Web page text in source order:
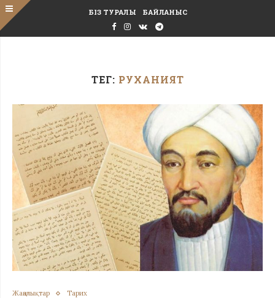
БІЗ ТУРАЛЫ БАЙЛАНЫС
ТЕГ: РУХАНИЯТ
Жаңалықтар Тарих